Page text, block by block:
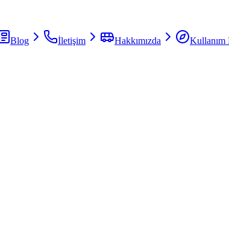
Blog İletişim Hakkımızda
Kullanım